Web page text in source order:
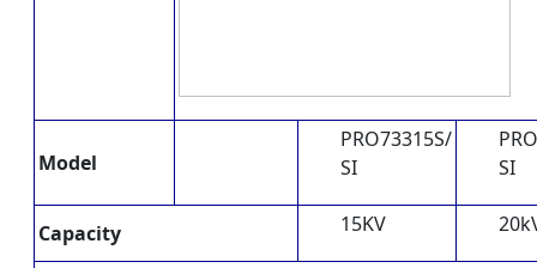
Model
PRO73315S/
SI
SI
Capacity 15KV